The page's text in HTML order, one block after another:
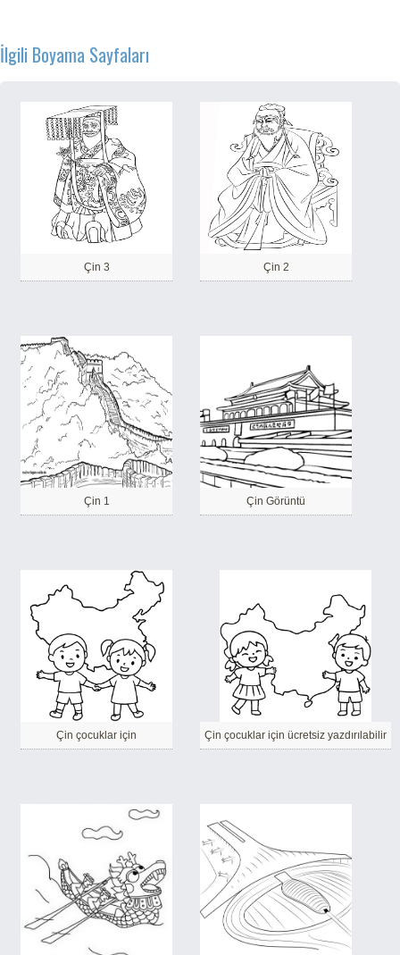
İlgili Boyama Sayfaları
Çin 3 Çin 2
Çin 1 Çin Görüntü
Çin çocuklar için Çin çocuklar için ücretsiz yazdırılabilir